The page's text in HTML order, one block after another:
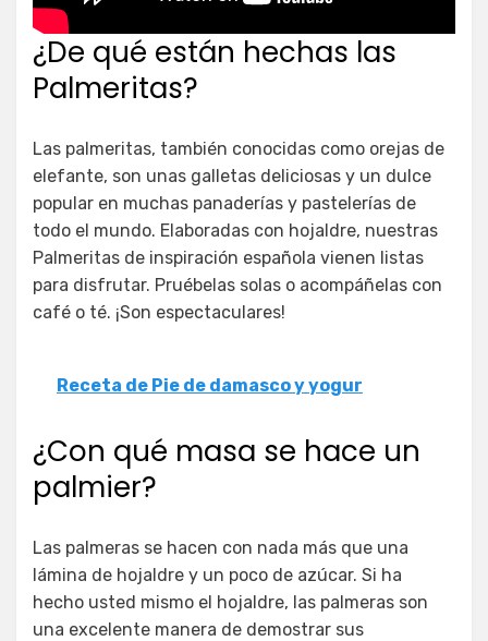
¿De qué están hechas las
Palmeritas?
Las palmeritas, también conocidas como orejas de
elefante, son unas galletas deliciosas y un dulce
popular en muchas panaderías y pastelerías de
todo el mundo. Elaboradas con hojaldre, nuestras
Palmeritas de inspiración española vienen listas
para disfrutar. Pruébelas solas o acompáñelas con
café o té. ¡Son espectaculares!
Receta de Pie de damasco y yogur
¿Con qué masa se hace un
palmier?
Las palmeras se hacen con nada más que una
lámina de hojaldre y un poco de azúcar. Si ha
hecho usted mismo el hojaldre, las palmeras son
una excelente manera de demostrar sus